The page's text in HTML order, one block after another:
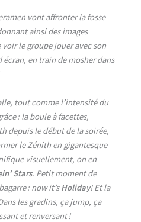
vont affronter la fosse
ainsi des images
le groupe jouer avec son
en train de mosher dans
tout comme l’intensité du
: la boule à facettes,
depuis le début de la soirée,
le Zénith en gigantesque
visuellement, on en
Stars. Petit moment de
: now it’sHoliday! Et la
les gradins, ça jump, ça
et renversant !